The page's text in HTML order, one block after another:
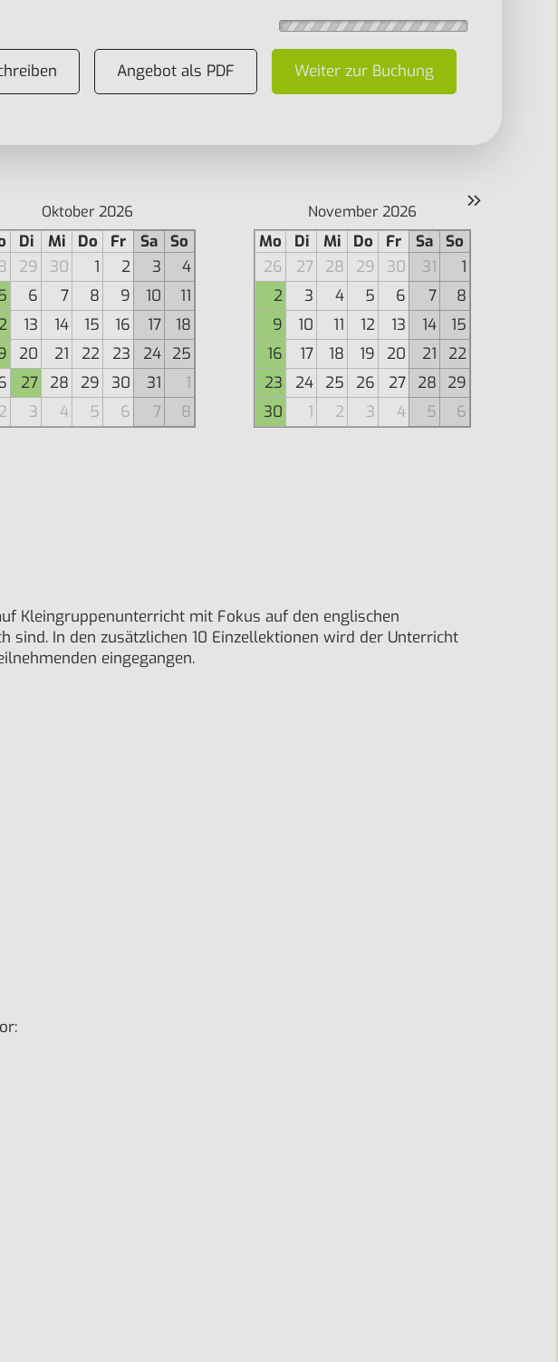
Angebot als PDF Weiter zur Buchung
»
Oktober 2026
Di Mi Do Fr Sa
So
29 30 1 2 3
4
6 7 8 9 10
11
13 14 15 16 17
18
20 21 22 23 24 25
27 28 29 30 31
1
2
3 4 5 6 7 8
November 2026
Mo Di Mi Do Fr Sa
So
26
27 28 29 30 31
1
2
3 4 5 6 7
8
9
10 11 12 13 14
15
16
17 18 19 20 21
22
23
24 25 26 27 28
29
30
1 2 3 4 5 6
Kleingruppenunterricht mit Fokus auf den englischen
In den zusätzlichen 10 Einzellektionen wird der Unterricht
eingegangen.